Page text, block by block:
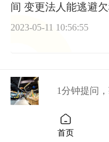
间 变更法人能逃避
2023-05-11 10:56:55
合同中止期间的保险
样处理？合同中止期
2023-05-11 10:56:55
1分钟提问
首页